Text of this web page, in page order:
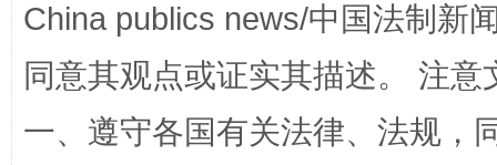
阿坝州三大球赛在茂县开幕 规模
China publics news/中国法制新
同意其观点或证实其描述。 注
一、遵守各国有关法律、法规，